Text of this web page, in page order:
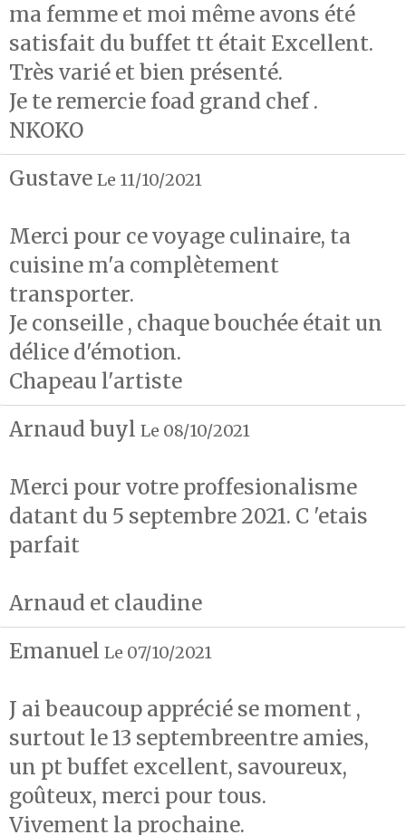
ma femme et moi même avons été
satisfait du buffet tt était Excellent.
Très varié et bien présenté.
Je te remercie foad grand chef .
NKOKO
Gustave Le 11/10/2021
Merci pour ce voyage culinaire, ta
cuisine m'a complètement
transporter.
Je conseille , chaque bouchée était un
délice d'émotion.
Chapeau l'artiste
Arnaud buyl Le 08/10/2021
Merci pour votre proffesionalisme
datant du 5 septembre 2021. C 'etais
parfait
Arnaud et claudine
Emanuel Le 07/10/2021
J ai beaucoup apprécié se moment ,
surtout le 13 septembreentre amies,
un pt buffet excellent, savoureux,
goûteux, merci pour tous.
Vivement la prochaine.